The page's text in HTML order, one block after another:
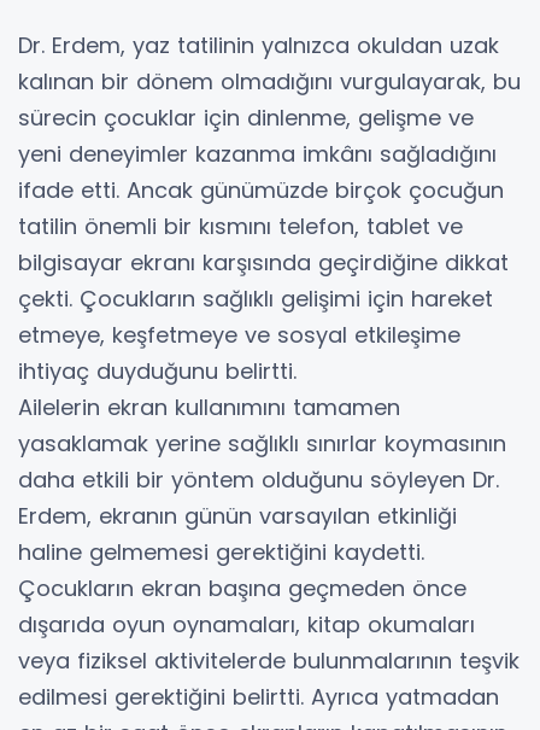
Dr. Erdem, yaz tatilinin yalnızca okuldan uzak
kalınan bir dönem olmadığını vurgulayarak, bu
sürecin çocuklar için dinlenme, gelişme ve
yeni deneyimler kazanma imkânı sağladığını
ifade etti. Ancak günümüzde birçok çocuğun
tatilin önemli bir kısmını telefon, tablet ve
bilgisayar ekranı karşısında geçirdiğine dikkat
çekti. Çocukların sağlıklı gelişimi için hareket
etmeye, keşfetmeye ve sosyal etkileşime
ihtiyaç duyduğunu belirtti.
Ailelerin ekran kullanımını tamamen
yasaklamak yerine sağlıklı sınırlar koymasının
daha etkili bir yöntem olduğunu söyleyen Dr.
Erdem, ekranın günün varsayılan etkinliği
haline gelmemesi gerektiğini kaydetti.
Çocukların ekran başına geçmeden önce
dışarıda oyun oynamaları, kitap okumaları
veya fiziksel aktivitelerde bulunmalarının teşvik
edilmesi gerektiğini belirtti. Ayrıca yatmadan